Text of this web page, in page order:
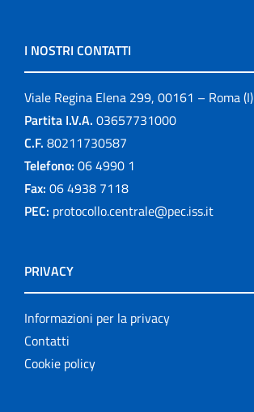
I NOSTRI CONTATTI
Viale Regina Elena 299, 00161 – Roma (I)
Partita I.V.A. 03657731000
C.F. 80211730587
Telefono: 06 4990 1
Fax: 06 4938 7118
PEC: protocollo.centrale@pec.iss.it
PRIVACY
Informazioni per la privacy
Contatti
Cookie policy